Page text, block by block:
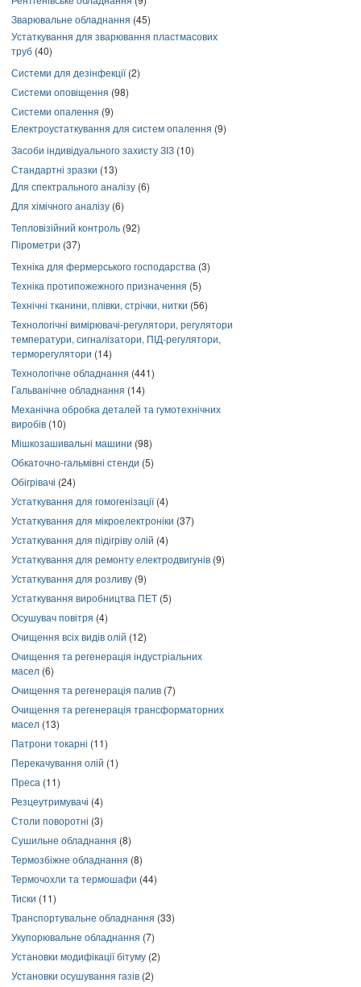
Зварювальне обладнання (45)
Устаткування для зварювання пластмасових
труб (40)
Системи для дезінфекції(2)
Системи оповіщення (98)
Системи опалення (9)
Електроустаткування для систем опалення (9)
Засоби індивідуального захисту ЗІЗ (10)
Стандартні зразки (13)
Для спектрального аналізу (6)
Для хімічного аналізу (6)
Тепловізійний контроль (92)
Пірометри (37)
Техніка для фермерського господарства (3)
Техніка протипожежного призначення (5)
Технічні тканини, плівки, стрічки, нитки (56)
Технологічні вимірювачі-регулятори, регулятори
температури, сигналізатори, ПІД-регулятори,
терморегулятори (14)
Технологічне обладнання (441)
Гальванічне обладнання (14)
Механічна обробка деталей та гумотехнічних
виробів (10)
Мішкозашивальні машини (98)
Обкаточно-гальмівні стенди (5)
Обігрівачі (24)
Устаткування для гомогенізації(4)
Устаткування для мікроелектроніки (37)
Устаткування для підігріву олій (4)
Устаткування для ремонту електродвигунів (9)
Устаткування для розливу (9)
Устаткування виробництва ПЕТ (5)
Осушувач повітря (4)
Очищення всіх видів олій (12)
Очищення та регенерація індустріальних
масел (6)
Очищення та регенерація палив (7)
Очищення та регенерація трансформаторних
масел (13)
Патрони токарні (11)
Перекачування олій (1)
Преса (11)
Резцеутримувачі (4)
Столи поворотні (3)
Сушильне обладнання (8)
Термозбіжне обладнання (8)
Термочохли та термошафи (44)
Тиски (11)
Транспортувальне обладнання (33)
Укупорювальне обладнання (7)
Установки модифікації бітуму (2)
Установки осушування газів (2)